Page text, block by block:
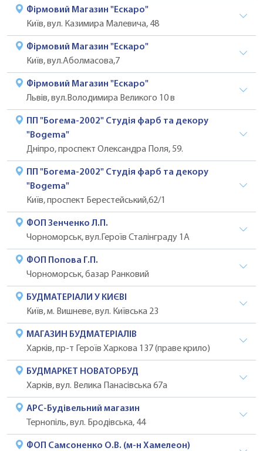
Фірмовий Магазин "Ескаро"
Київ, вул. Казимира Малевича, 48
Фірмовий Магазин "Ескаро"
Київ, вул.Аболмасова,7
Фірмовий Магазин "Ескаро"
Львів, вул.Володимира Великого 10 в
ПП "Богема-2002" Студія фарб та декору
"Bogema"
Дніпро, проспект Олександра Поля, 59.
ПП "Богема-2002" Студія фарб та декору
"Bogema"
Київ, проспект Берестейський,62/1
ФОП Зенченко Л.П.
Чорноморськ, вул.Героїв Сталінграду 1А
ФОП Попова Г.П.
Чорноморськ, базар Ранковий
БУДМАТЕРІАЛИ У КИЄВІ
Київ, м. Вишневе, вул. Київська 23
МАГАЗИН БУДМАТЕРІАЛІВ
Харків, пр-т Героїв Харкова 137 (праве крило)
БУДМАРКЕТ НОВАТОРБУД
Харків, вул. Велика Панасівська 67а
АРС-Будівельний магазин
Тернопіль, вул. Бродівська, 44
ФОП Самсоненко О.В. (м-н Хамелеон)